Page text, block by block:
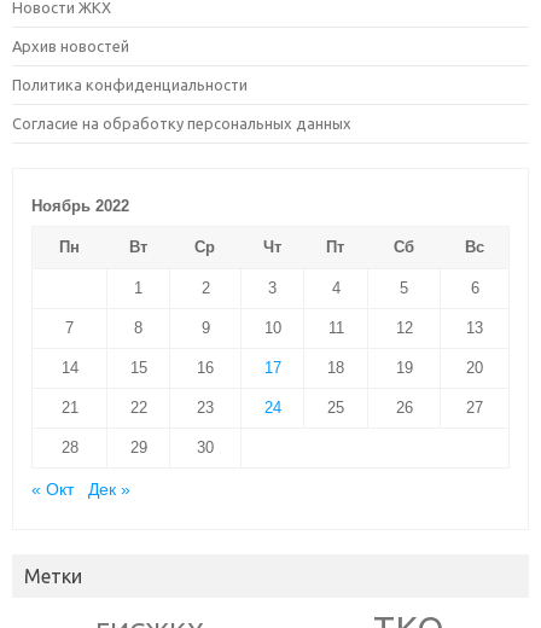
Новости ЖКХ
Архив новостей
Политика конфиденциальности
Согласие на обработку персональных данных
Ноябрь 2022
Пн Вт Ср Чт Пт Сб Вс
1 2 3 4 5 6
7 8 9 10 11 12 13
14 15 16 17 18 19 20
21 22 23 24 25 26 27
28 29 30
« Окт Дек »
Метки